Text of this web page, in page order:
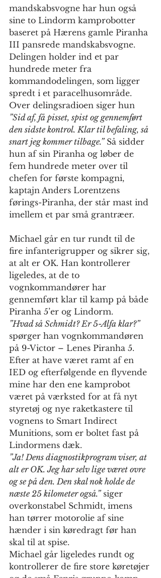
mandskabsvogne har hun også
sine to Lindorm kamprobotter
baseret på Hærens gamle Piranha
III pansrede mandskabsvogne.
Delingen holder ind et par
hundrede meter fra
kommandodelingen, som ligger
spredt i et paracelhusområde.
Over delingsradioen siger hun
”Sid af, få pisset, spist og gennemført
den sidste kontrol. Klar til befaling, så
snart jeg kommer tilbage.” Så sidder
hun af sin Piranha og løber de
fem hundrede meter over til
chefen for første kompagni,
kaptajn Anders Lorentzens
førings-Piranha, der står mast ind
imellem et par små grantræer.
Michael går en tur rundt til de
fire infanterigrupper og sikrer sig,
at alt er OK. Han kontrollerer
ligeledes, at de to
vognkommandører har
gennemført klar til kamp på både
Piranha 5’er og Lindorm.
”Hvad så Schmidt? Er 5-Alfa klar?”
spørger han vognkommandøren
på 9-Victor – Lenes Piranha 5.
Efter at have været ramt af en
IED og efterfølgende en flyvende
mine har den ene kamprobot
været på værksted for at få nyt
styretøj og nye raketkastere til
vognens to Smart Indirect
Munitions, som er boltet fast på
Lindormens dæk.
”Ja! Dens diagnostikprogram viser, at
alt er OK. Jeg har selv lige været ovre
og se på den. Den skal nok holde de
næste 25 kilometer også.” siger
overkonstabel Schmidt, imens
han tørrer motorolie af sine
hænder i sin køredragt før han
skal til at spise.
Michael går ligeledes rundt og
kontrollerer de fire store køretøjer